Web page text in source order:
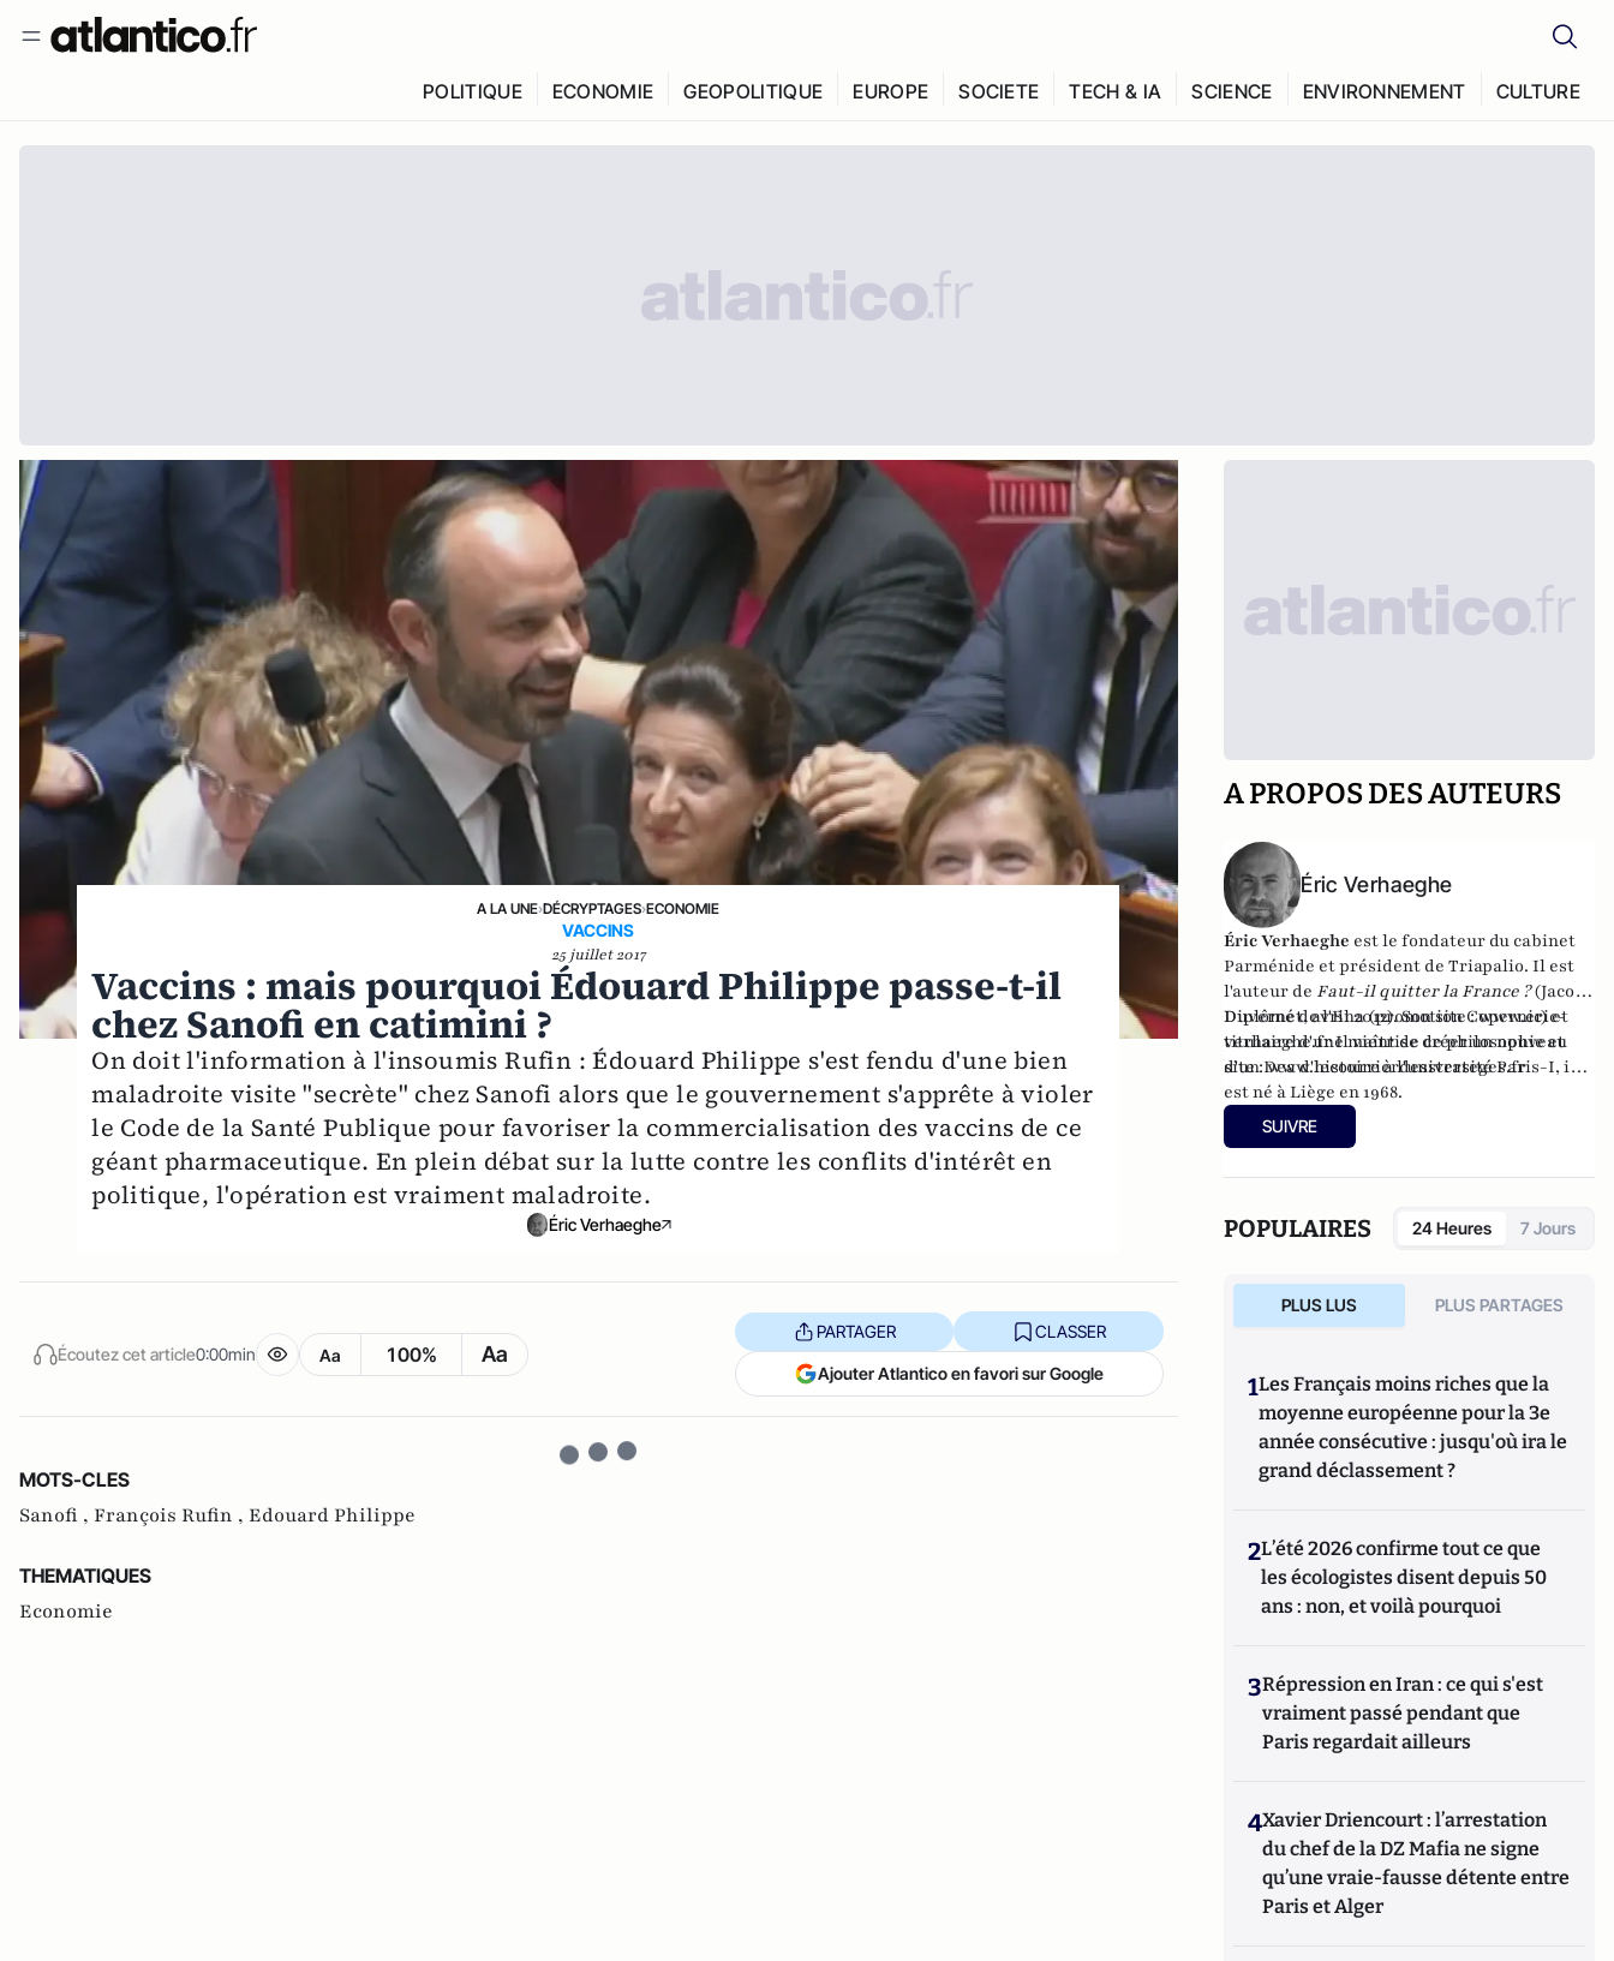
POLITIQUE ECONOMIE GEOPOLITIQUE EUROPE SOCIETE TECH & IA SCIENCE ENVIRONNEMENT CULTURE
A LA UNE›DÉCRYPTAGES›ECONOMIE
VACCINS
25 juillet 2017
Vaccins : mais pourquoi Édouard Philippe passe-t-il
chez Sanofi en catimini ?
On doit l'information à l'insoumis Rufin : Édouard Philippe s'est fendu d'une bien
maladroite visite "secrète" chez Sanofi alors que le gouvernement s'apprête à violer
le Code de la Santé Publique pour favoriser la commercialisation des vaccins de ce
géant pharmaceutique. En plein débat sur la lutte contre les conflits d'intérêt en
politique, l'opération est vraiment maladroite.
Éric Verhaeghe
Écoutez cet article0:00min Aa 100% Aa
PARTAGER CLASSER
Ajouter Atlantico en favori sur Google
MOTS-CLES
Sanofi , François Rufin , Edouard Philippe
THEMATIQUES
Economie
A PROPOS DES AUTEURS
Éric Verhaeghe
Éric Verhaeghe est le fondateur du cabinet
Parménide et président deTriapalio. Il est
l'auteur de Faut-il quitter la France ?(Jacob-
Duvernet, avril 2012). Son site :www.eric-
verhaeghe.frIl vient de créer un nouveau
site :www.lecourrierdesstrateges.fr
Diplômé de l'Ena (promotion Copernic) et
titulaire d'une maîtrise de philosophie et
d'un Dea d'histoire à l'université Paris-I, il
est né à Liège en 1968.
SUIVRE
POPULAIRES 24 Heures 7 Jours
PLUS LUS PLUS PARTAGES
1Les Français moins riches que la
moyenne européenne pour la 3e
année consécutive : jusqu'où ira le
grand déclassement ?
2L’été 2026 confirme tout ce que
les écologistes disent depuis 50
ans : non, et voilà pourquoi
3Répression en Iran : ce qui s'est
vraiment passé pendant que
Paris regardait ailleurs
4Xavier Driencourt : l’arrestation
du chef de la DZ Mafia ne signe
qu’une vraie-fausse détente entre
Paris et Alger